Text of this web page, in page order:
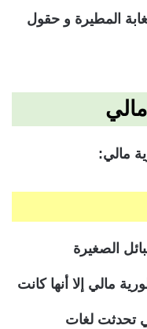
المطيرة و حقول
مالي:
الصغيرة
مالي إلا أنها كانت
تحدثت لغات